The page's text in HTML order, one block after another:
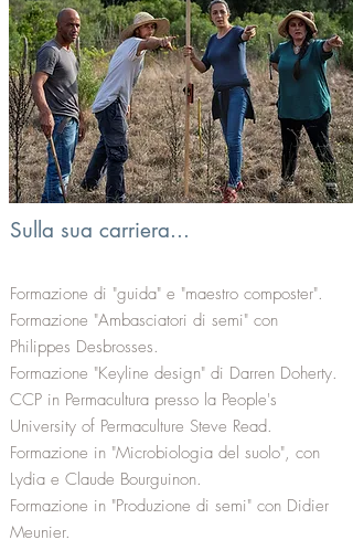
Sulla sua carriera...
Formazione di "guida" e "maestro composter".
Formazione "Ambasciatori di semi" con
Philippes Desbrosses.
Formazione "Keyline design" di Darren Doherty.
CCP in Permacultura presso la People's
University of Permaculture Steve Read.
Formazione in "Microbiologia del suolo", con
Lydia e Claude Bourguinon.
Formazione in "Produzione di semi" con Didier
Meunier.